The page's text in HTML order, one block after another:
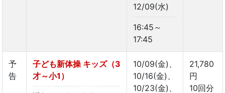
12/09(水)
16:45～
17:45
予
告
子ども新体操 キッズ（3
才～小1）
10/09(金)、
10/16(金)、
10/23(金)、
21,780
円
10回分